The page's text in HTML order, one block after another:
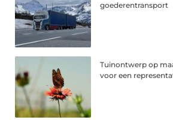
goederentransport
Tuinontwerp op
voor een